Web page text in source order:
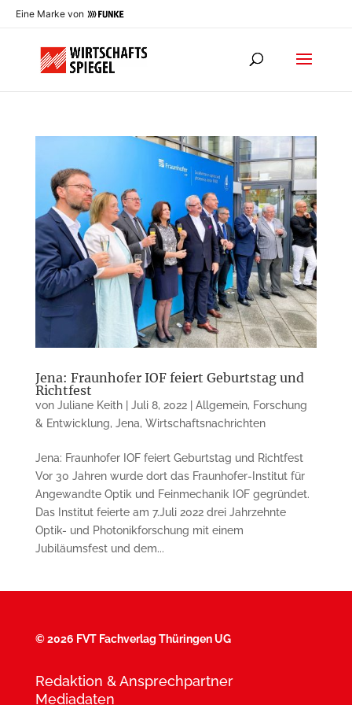
Eine Marke von
Jena: Fraunhofer IOF feiert Geburtstag und
Richtfest
von Juliane Keith| Juli 8, 2022| Allgemein, Forschung
& Entwicklung, Jena, Wirtschaftsnachrichten
Jena: Fraunhofer IOF feiert Geburtstag und Richtfest
Vor 30 Jahren wurde dort das Fraunhofer-Institut für
Angewandte Optik und Feinmechanik IOF gegründet.
Das Institut feierte am 7.Juli 2022 drei Jahrzehnte
Optik- und Photonikforschung mit einem
Jubiläumsfest und dem...
©2026 FVT Fachverlag Thüringen UG
Redaktion & Ansprechpartner
Mediadaten